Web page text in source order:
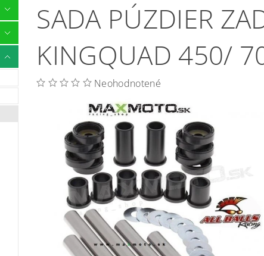
SADA PÚZDIER
KINGQUAD 450/
Neohodnotené